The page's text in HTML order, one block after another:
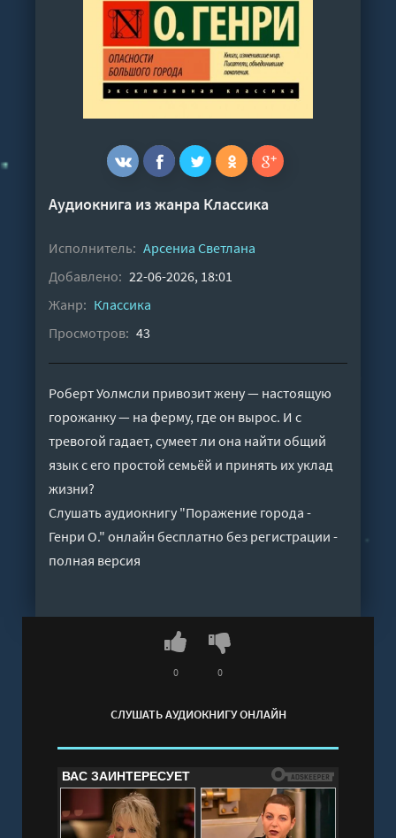
Аудиокнига из жанра Классика
Исполнитель: Арсениа Светлана
Добавлено: 22-06-2026, 18:01
Жанр: Классика
Просмотров: 43
Роберт Уолмсли привозит жену — настоящую
горожанку — на ферму, где он вырос. И с
тревогой гадает, сумеет ли она найти общий
язык с его простой семьёй и принять их уклад
жизни?
Слушать аудиокнигу "Поражение города -
Генри О." онлайн бесплатно без регистрации -
полная версия
СЛУШАТЬ АУДИОКНИГУ ОНЛАЙН
0 0